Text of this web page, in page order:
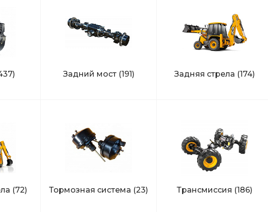
Задний мост (191) Задняя стрела (174)
(72) Тормозная система (23) Трансмиссия (186)